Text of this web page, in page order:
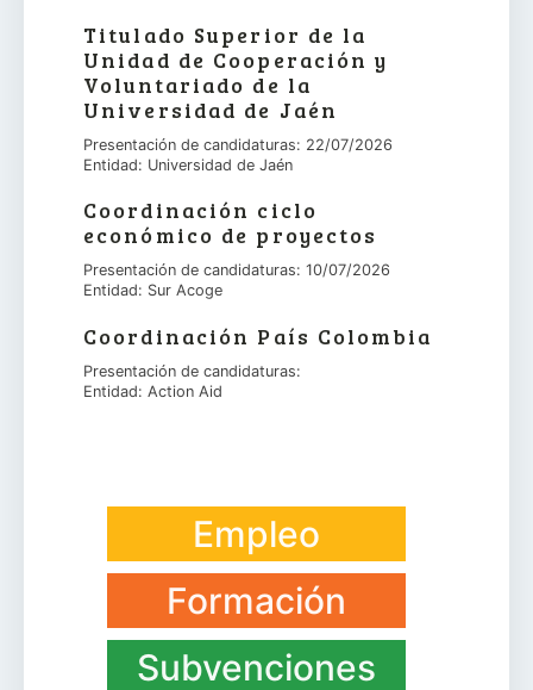
Titulado Superior de la
Unidad de Cooperación y
Voluntariado de la
Universidad de Jaén
Presentación de candidaturas: 22/07/2026
Entidad: Universidad de Jaén
Coordinación ciclo
económico de proyectos
Presentación de candidaturas: 10/07/2026
Entidad: Sur Acoge
Coordinación País Colombia
Presentación de candidaturas:
Entidad: Action Aid
Empleo
Formación
Subvenciones